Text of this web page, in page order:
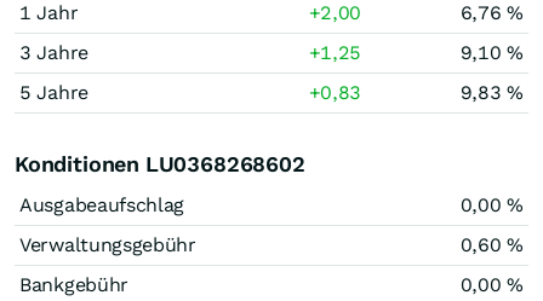
1 Jahr
+2,00
6,76 %
3 Jahre
+1,25
9,10 %
5 Jahre
+0,83 9,83 %
Konditionen LU0368268602
Ausgabeaufschlag
0,00 %
Verwaltungsgebühr
0,60 %
Bankgebühr
0,00 %